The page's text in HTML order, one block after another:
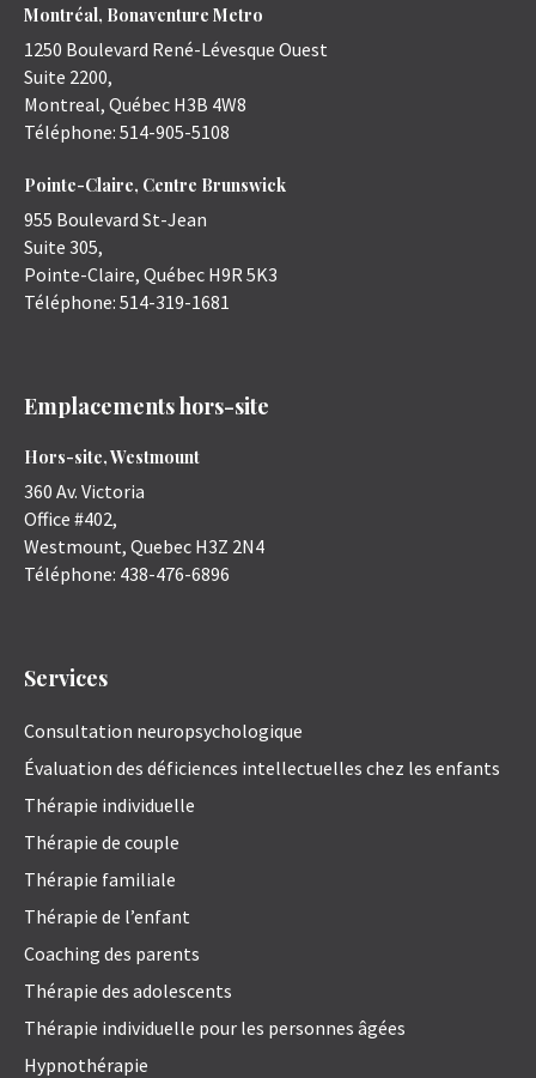
Montréal, Bonaventure Metro
1250 Boulevard René-Lévesque Ouest
Suite 2200,
Montreal, Québec H3B 4W8
Téléphone: 514-905-5108
Pointe-Claire, Centre Brunswick
955 Boulevard St-Jean
Suite 305,
Pointe-Claire, Québec H9R 5K3
Téléphone: 514-319-1681
Emplacements hors-site
Hors-site, Westmount
360 Av. Victoria
Office #402,
Westmount, Quebec H3Z 2N4
Téléphone: 438-476-6896
Services
Consultation neuropsychologique
Évaluation des déficiences intellectuelles chez les enfants
Thérapie individuelle
Thérapie de couple
Thérapie familiale
Thérapie de l’enfant
Coaching des parents
Thérapie des adolescents
Thérapie individuelle pour les personnes âgées
Hypnothérapie